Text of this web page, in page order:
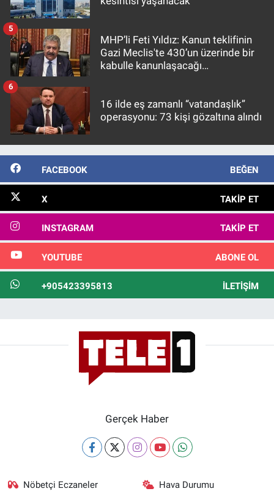
MHP’li Feti Yıldız: Kanun teklifinin
Gazi Meclis'te 430’un üzerinde bir
kabulle kanunlaşacağı
5
16 ilde eş zamanlı “vatandaşlık”
operasyonu: 73 kişi gözaltına alındı
6
FACEBOOK BEĞEN
X TAKIP ET
INSTAGRAM TAKIP ET
YOUTUBE ABONE OL
+905423395813 İLETIŞIM
Gerçek Haber
Nöbetçi Eczaneler Hava Durumu